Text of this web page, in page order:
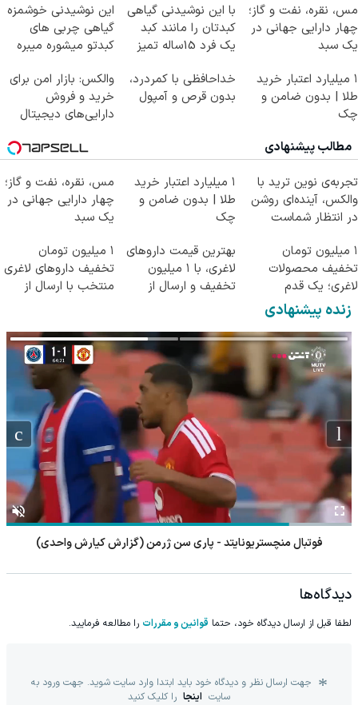
مس، نقره، نفت و گاز؛
چهار دارایی جهانی در
یک سبد
با این نوشیدنی گیاهی
کبدتان را مانند کبد
یک فرد 15ساله تمیز
این نوشیدنی خوشمزه
گیاهی چربی های
کبدتو میشوره میبره
۱ میلیارد اعتبار خرید
طلا | بدون ضامن و
چک
خداحافظی با کمردرد،
بدون قرص و آمپول
والکس: بازار امن برای
خرید و فروش
دارایی‌های دیجیتال
مطالب پیشنهادی
تجربه‌ی نوین ترید با
والکس، آینده‌ای روشن
در انتظار شماست
۱ میلیارد اعتبار خرید
طلا | بدون ضامن و
چک
مس، نقره، نفت و گاز؛
چهار دارایی جهانی در
یک سبد
۱ میلیون تومان
تخفیف محصولات
لاغری؛ یک قدم
نزدیک‌تر به شروع
کاهش وزن
بهترین قیمت داروهای
لاغری، با ۱ میلیون
تخفیف و ارسال از
۱ میلیون تومان
تخفیف داروهای لاغری
منتخب با ارسال از
زنده پیشنهادی
فوتبال منچستریونایتد - پاری سن ژرمن (گزارش کیارش واحدی)
دیدگاه‌ها
لطفا قبل از ارسال دیدگاه خود، حتما قوانین و مقررات را مطالعه فرمایید.
جهت ارسال نظر و دیدگاه خود باید ابتدا وارد سایت شوید. جهت ورود به
سایت اینجا را کلیک کنید